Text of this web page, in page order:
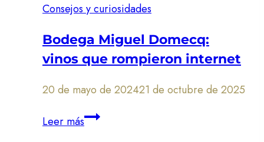
que
dividen
opiniones
Consejos y curiosidades
Bodega Miguel Domecq:
vinos que rompieron internet
20 de mayo de 202421 de octubre de 2025
Leer másBodega